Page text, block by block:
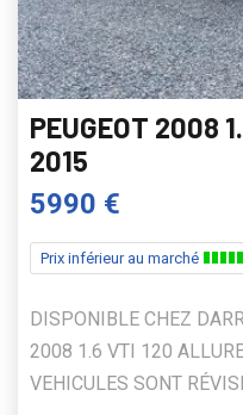
PEUGEOT 2008
2015
5990 €
Prix inférieur au marché
DISPONIBLE CHEZ
2008 1.6 VTI 120
VEHICULES SONT